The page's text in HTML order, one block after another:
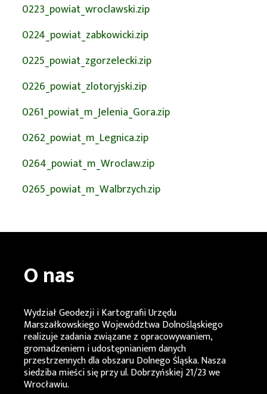
0223_powiat_wroclawski.zip
0224_powiat_zabkowicki.zip
0225_powiat_zgorzelecki.zip
0226_powiat_zlotoryjski.zip
0261_powiat_m_Jelenia_Gora.zip
0262_powiat_m_Legnica.zip
0264_powiat_m_Wroclaw.zip
0265_powiat_m_Walbrzych.zip
O nas
Wydział Geodezji i Kartografii Urzędu
Marszałkowskiego Województwa Dolnośląskiego
realizuje zadania związane z opracowywaniem,
gromadzeniem i udostępnianiem danych
przestrzennych dla obszaru Dolnego Śląska. Nasza
siedziba mieści się przy ul. Dobrzyńskiej 21/23 we
Wrocławiu.